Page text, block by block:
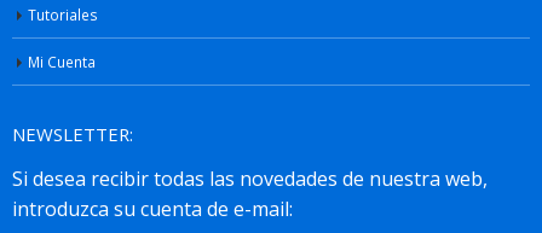
Tutoriales
Mi Cuenta
NEWSLETTER: